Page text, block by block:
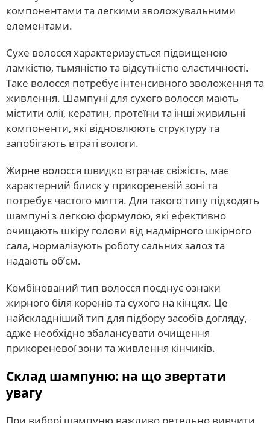
компонентами та легкими зволожувальними
елементами.
Сухе волосся характеризується підвищеною
ламкістю, тьмяністю та відсутністю еластичності.
Таке волосся потребує інтенсивного зволоження та
живлення. Шампуні для сухого волосся мають
містити олії, кератин, протеїни та інші живильні
компоненти, які відновлюють структуру та
запобігають втраті вологи.
Жирне волосся швидко втрачає свіжість, має
характерний блиск у прикореневій зоні та
потребує частого миття. Для такого типу підходять
шампуні з легкою формулою, які ефективно
очищають шкіру голови від надмірного шкірного
сала, нормалізують роботу сальних залоз та
надають об’єм.
Комбінований тип волосся поєднує ознаки
жирного біля коренів та сухого на кінцях. Це
найскладніший тип для підбору засобів догляду,
адже необхідно збалансувати очищення
прикореневої зони та живлення кінчиків.
Склад шампуню: на що звертати
увагу